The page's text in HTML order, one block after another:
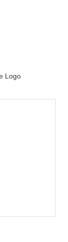
Logo